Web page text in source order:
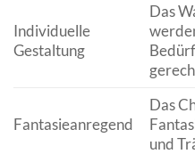
Individuelle
Gestaltung
Das
Fantasieanregend
Das
und